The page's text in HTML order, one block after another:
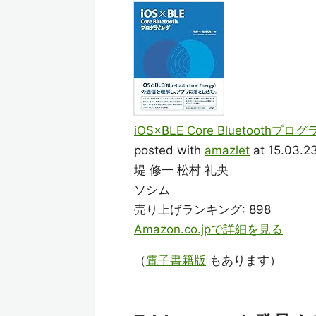
iOS×BLE Core Bluetoothプログ
posted with amazlet at
堤 修一 松村 礼央
ソシム
売り上げランキング: 898
Amazon.co.jpで詳細を見る
（電子書籍版 もあります）